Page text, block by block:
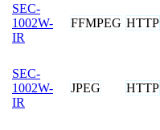
SEC-
1002W-
IR
FFMPEG HTTP
SEC-
1002W-
IR
JPEG HTTP